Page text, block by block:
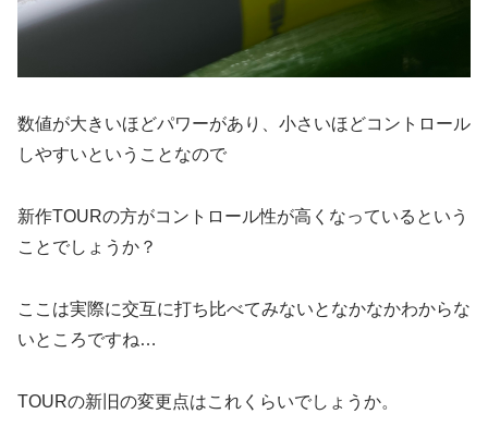
数値が大きいほどパワーがあり、小さいほどコントロール
しやすいということなので
新作TOURの方がコントロール性が高くなっているという
ことでしょうか？
ここは実際に交互に打ち比べてみないとなかなかわからな
いところですね…
TOURの新旧の変更点はこれくらいでしょうか。